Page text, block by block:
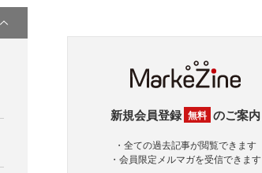
新規会員登録 無料 のご案内
・全ての過去記事が閲覧できます
・会員限定メルマガを受信できます